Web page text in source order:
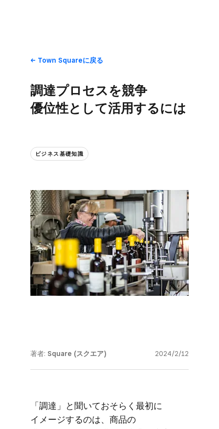
Town Squareに​戻る
調達プロセスを​競争​
優位性と​して​活用するには
ビジネス基礎知識
著者: Square (スクエア) 2024/2/12
「調達」と​聞いておそらく​最初に​
イメージするのは、​商品の​